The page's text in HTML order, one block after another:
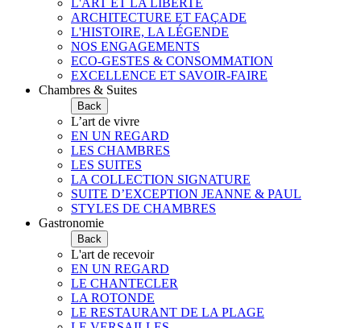
L'ART ET LA LIBERTÉ
ARCHITECTURE ET FAÇADE
L'HISTOIRE, LA LÉGENDE
NOS ENGAGEMENTS
ECO-GESTES & CONSOMMATION
EXCELLENCE ET SAVOIR-FAIRE
Chambres & Suites
Back
L’art de vivre
EN UN REGARD
LES CHAMBRES
LES SUITES
LA COLLECTION SIGNATURE
SUITE D’EXCEPTION JEANNE & PAUL
STYLES DE CHAMBRES
Gastronomie
Back
L'art de recevoir
EN UN REGARD
LE CHANTECLER
LA ROTONDE
LE RESTAURANT DE LA PLAGE